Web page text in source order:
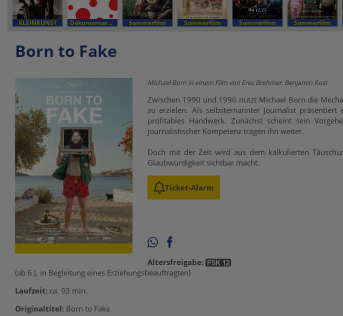
KLEINKUNST Dokumentarfilm Sommerfilm Sommerfilm Sommerfilm Sommerfilm
Born to Fake
Michael Born in einem Film von Erec Brehmer, Benjamin Rost
Zwischen 1990 und 1996 nutzt Michael Born die
zu erzielen. Als selbsternannter Journalist
profitables Handwerk. Zunächst scheint sein
journalistischer Kompetenz tragen ihn weiter.
Doch mit der Zeit wird aus dem kalkulierten
Glaubwürdigkeit sichtbar macht.
Ticket-Alarm
Altersfreigabe:
(ab 6 J. in Begleitung eines Erziehungsbeauftragten)
Laufzeit: ca. 93 min.
Originaltitel: Born to Fake